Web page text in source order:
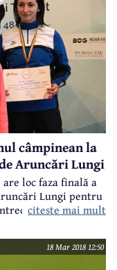
câmpinean la
Aruncări Lungi
loc faza finală a
Lungi pentru
a fost
atunci când
tineret, sportivii de
citeste mai mult
18 Mar 2018 12:50